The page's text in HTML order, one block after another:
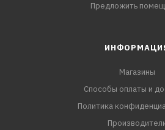
Предложить
Магазины
Способы оплаты и
Политика